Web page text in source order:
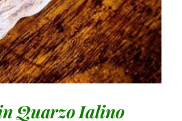
Quarzo Ialino